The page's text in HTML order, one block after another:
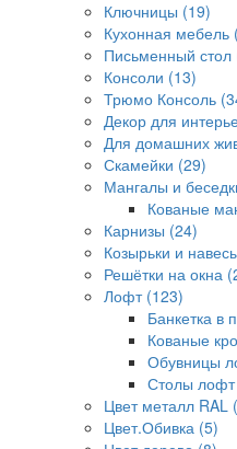
Ключницы (19)
Кухонная мебель
Письменный стол
Консоли (13)
Трюмо Консоль
Декор для
Для домашних
Скамейки (29)
Мангалы и
Кованые
Карнизы (24)
Козырьки и
Решётки на окна
Лофт (123)
Банкетка в
Кованые
Обувницы
Столы
Цвет металл RAL
Цвет.Обивка (5)